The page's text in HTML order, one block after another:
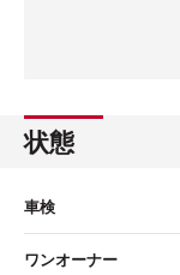
状態
車検
ワンオーナー